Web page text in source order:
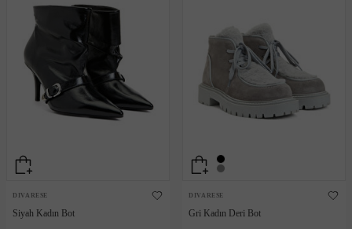
DIVARESE
Siyah Kadın Bot
DIVARESE
Gri Kadın Deri Bot